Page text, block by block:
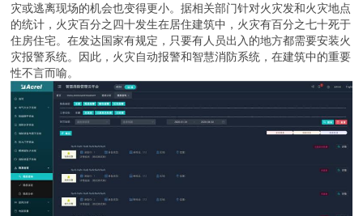
灾或逃离现场的机会也变得更小。据相关部门针对火灾发和火灾地点
的统计，火灾百分之四十发生在居住建筑中，火灾有百分之七十死于
住房住宅。在发达国家有规定，只要有人员出入的地方都需要安装火
灾报警系统。因此，火灾自动报警和智慧消防系统，在建筑中的重要
性不言而喻。